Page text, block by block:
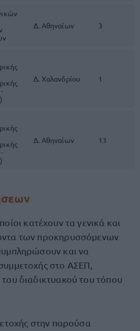
Δ. Αθηναίων 3
Δ. Χαλανδρίου 1
Δ. Αθηναίων 13
κατέχουν τα γενικά και
των προκηρυσσόμενων
και να
στο ΑΣΕΠ,
διαδικτυακού του τόπου
στην παρούσα